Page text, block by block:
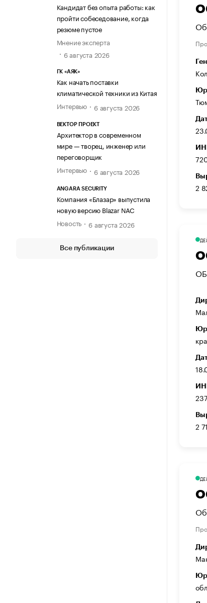
Кандидат без опыта работы: как
пройти собеседование, когда
резюме пустое
Мнение эксперта
6 августа 2026
ГК «АЯК»
Как начать поставки
климатической техники из Китая
Интервью
6 августа 2026
ВЕКТОР ПРОЕКТ
Архитектор в современном
мире — творец, инженер или
переговорщик
Интервью
6 августа 2026
ANGARA SECURITY
Компания «Блазар» выпустила
новую версию Blazar NAC
Новость
6 августа 2026
Все публикации
2
2